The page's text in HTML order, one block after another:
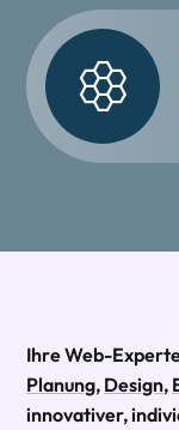
Ihre Web-
Planung, Design,
innovativer,